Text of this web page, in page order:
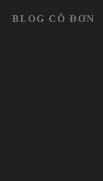
BLOG CÔ ĐƠN